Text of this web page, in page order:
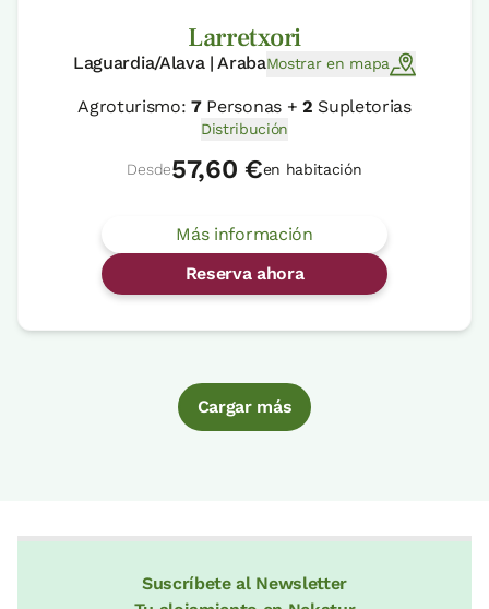
Larretxori
Laguardia/Alava | ArabaMostrar en mapa
Agroturismo:7Personas + 2 Supletorias
Distribución
Desde57,60 €en habitación
Más información
Reserva ahora
Cargar más
Suscríbete al Newsletter